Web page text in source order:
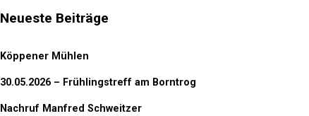
Neueste Beiträge
Köppener Mühlen
30.05.2026 – Frühlingstreff am Borntrog
Nachruf Manfred Schweitzer